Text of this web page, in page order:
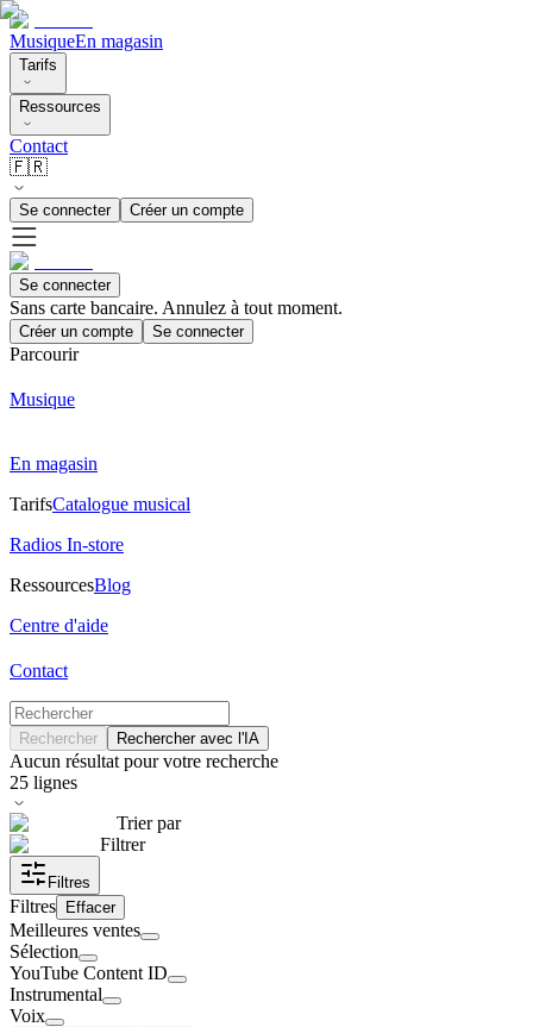
MusiqueEn magasin
Tarifs
Ressources
Contact
🇫🇷
Se connecter Créer un compte
Se connecter
Sans carte bancaire. Annulez à tout moment.
Créer un compte Se connecter
Parcourir
Musique
En magasin
TarifsCatalogue musical
Radios In-store
RessourcesBlog
Centre d'aide
Contact
Rechercher Rechercher avec l'IA
Aucun résultat pour votre recherche
25 lignes
Trier par
Filtrer
Filtres
Filtres Effacer
Meilleures ventes
Sélection
YouTube Content ID
Instrumental
Voix